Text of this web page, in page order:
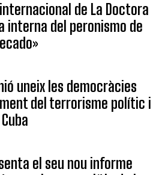
de La Doctora
interna del peronismo de
uneix les democràcies
del terrorisme polític i
el seu nou informe